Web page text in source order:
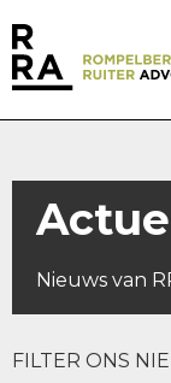
Nieuws van
FILTER ONS